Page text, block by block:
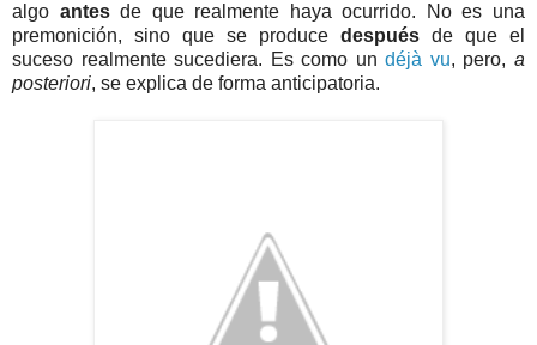
algo antesde que realmente haya ocurrido. No es una
premonición, sino que se produce después de que el
suceso realmente sucediera. Es como undéjà vu, pero,a
posteriori, se explica de forma anticipatoria.